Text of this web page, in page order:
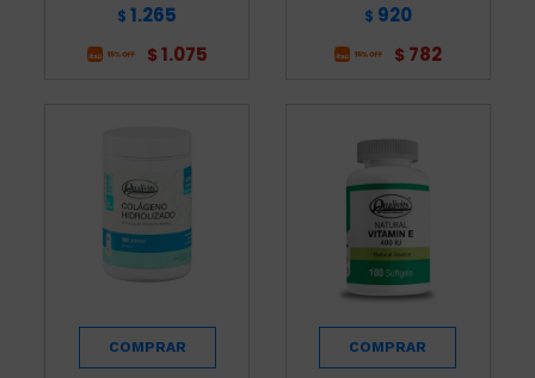
$ 1.265
$ 1.075
$ 920
$ 782